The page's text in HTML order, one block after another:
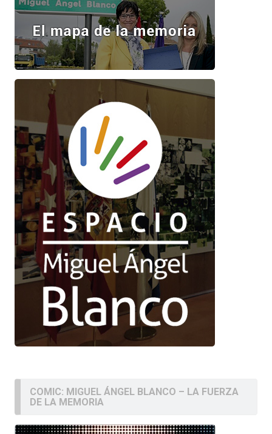
COMIC: MIGUEL ÁNGEL BLANCO – LA FUERZA
DE LA MEMORIA